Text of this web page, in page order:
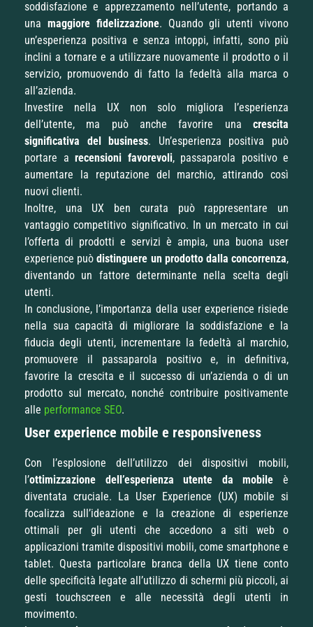
soddisfazione e apprezzamento nell’utente, portando a
una maggiore fidelizzazione. Quando gli utenti vivono
un’esperienza positiva e senza intoppi, infatti, sono più
inclini a tornare e a utilizzare nuovamente il prodotto o il
servizio, promuovendo di fatto la fedeltà alla marca o
all’azienda.
Investire nella UX non solo migliora l’esperienza
dell’utente, ma può anche favorire una crescita
significativa del business. Un’esperienza positiva può
portare a recensioni favorevoli, passaparola positivo e
aumentare la reputazione del marchio, attirando così
nuovi clienti.
Inoltre, una UX ben curata può rappresentare un
vantaggio competitivo significativo. In un mercato in cui
l’offerta di prodotti e servizi è ampia, una buona user
experience puòdistinguere un prodotto dalla concorrenza,
diventando un fattore determinante nella scelta degli
utenti.
In conclusione, l’importanza della user experience risiede
nella sua capacità di migliorare la soddisfazione e la
fiducia degli utenti, incrementare la fedeltà al marchio,
promuovere il passaparola positivo e, in definitiva,
favorire la crescita e il successo di un’azienda o di un
prodotto sul mercato, nonché contribuire positivamente
alle performance SEO.
User experience mobile e responsiveness
Con l’esplosione dell’utilizzo dei dispositivi mobili,
l’ottimizzazione dell’esperienza utente da mobile è
diventata cruciale. La User Experience (UX) mobile si
focalizza sull’ideazione e la creazione di esperienze
ottimali per gli utenti che accedono a siti web o
applicazioni tramite dispositivi mobili, come smartphone e
tablet. Questa particolare branca della UX tiene conto
delle specificità legate all’utilizzo di schermi più piccoli, ai
gesti touchscreen e alle necessità degli utenti in
movimento.